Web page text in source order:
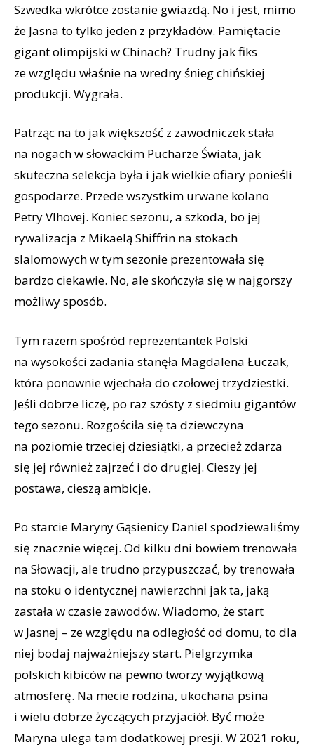
Szwedka wkrótce zostanie gwiazdą. No i jest, mimo
że Jasna to tylko jeden z przykładów. Pamiętacie
gigant olimpijski w Chinach? Trudny jak fiks
ze względu właśnie na wredny śnieg chińskiej
produkcji. Wygrała.
Patrząc na to jak większość z zawodniczek stała
na nogach w słowackim Pucharze Świata, jak
skuteczna selekcja była i jak wielkie ofiary ponieśli
gospodarze. Przede wszystkim urwane kolano
Petry Vlhovej. Koniec sezonu, a szkoda, bo jej
rywalizacja z Mikaelą Shiffrin na stokach
slalomowych w tym sezonie prezentowała się
bardzo ciekawie. No, ale skończyła się w najgorszy
możliwy sposób.
Tym razem spośród reprezentantek Polski
na wysokości zadania stanęła Magdalena Łuczak,
która ponownie wjechała do czołowej trzydziestki.
Jeśli dobrze liczę, po raz szósty z siedmiu gigantów
tego sezonu. Rozgościła się ta dziewczyna
na poziomie trzeciej dziesiątki, a przecież zdarza
się jej również zajrzeć i do drugiej. Cieszy jej
postawa, cieszą ambicje.
Po starcie Maryny Gąsienicy Daniel spodziewaliśmy
się znacznie więcej. Od kilku dni bowiem trenowała
na Słowacji, ale trudno przypuszczać, by trenowała
na stoku o identycznej nawierzchni jak ta, jaką
zastała w czasie zawodów. Wiadomo, że start
w Jasnej – ze względu na odległość od domu, to dla
niej bodaj najważniejszy start. Pielgrzymka
polskich kibiców na pewno tworzy wyjątkową
atmosferę. Na mecie rodzina, ukochana psina
i wielu dobrze życzących przyjaciół. Być może
Maryna ulega tam dodatkowej presji. W 2021 roku,